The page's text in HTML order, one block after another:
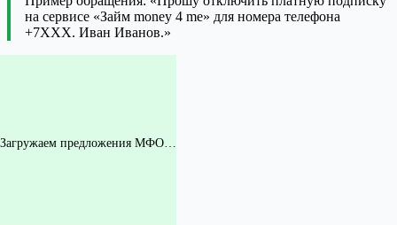
на сервисе «Займ money 4 me» для номера телефона
+7XXX. Иван Иванов.»
Загружаем предложения МФО…